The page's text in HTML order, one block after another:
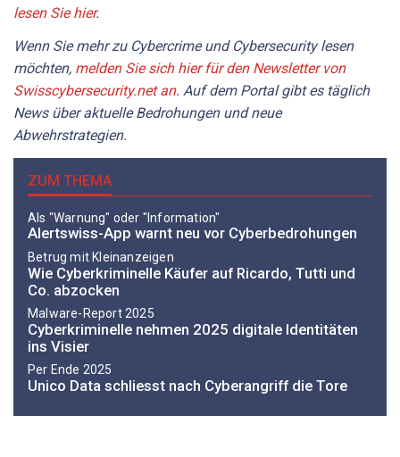
lesen Sie hier.
Wenn Sie mehr zu Cybercrime und Cybersecurity lesen
möchten, melden Sie sich hier für den Newsletter von
Swisscybersecurity.net an. Auf dem Portal gibt es täglich
News über aktuelle Bedrohungen und neue
Abwehrstrategien.
ZUM THEMA
Als "Warnung" oder "Information"
Alertswiss-App warnt neu vor Cyberbedrohungen
Betrug mit Kleinanzeigen
Wie Cyberkriminelle Käufer auf Ricardo, Tutti und
Co. abzocken
Malware-Report 2025
Cyberkriminelle nehmen 2025 digitale Identitäten
ins Visier
Per Ende 2025
Unico Data schliesst nach Cyberangriff die Tore